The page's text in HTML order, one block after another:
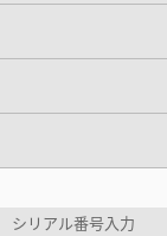
シリアル番号入力